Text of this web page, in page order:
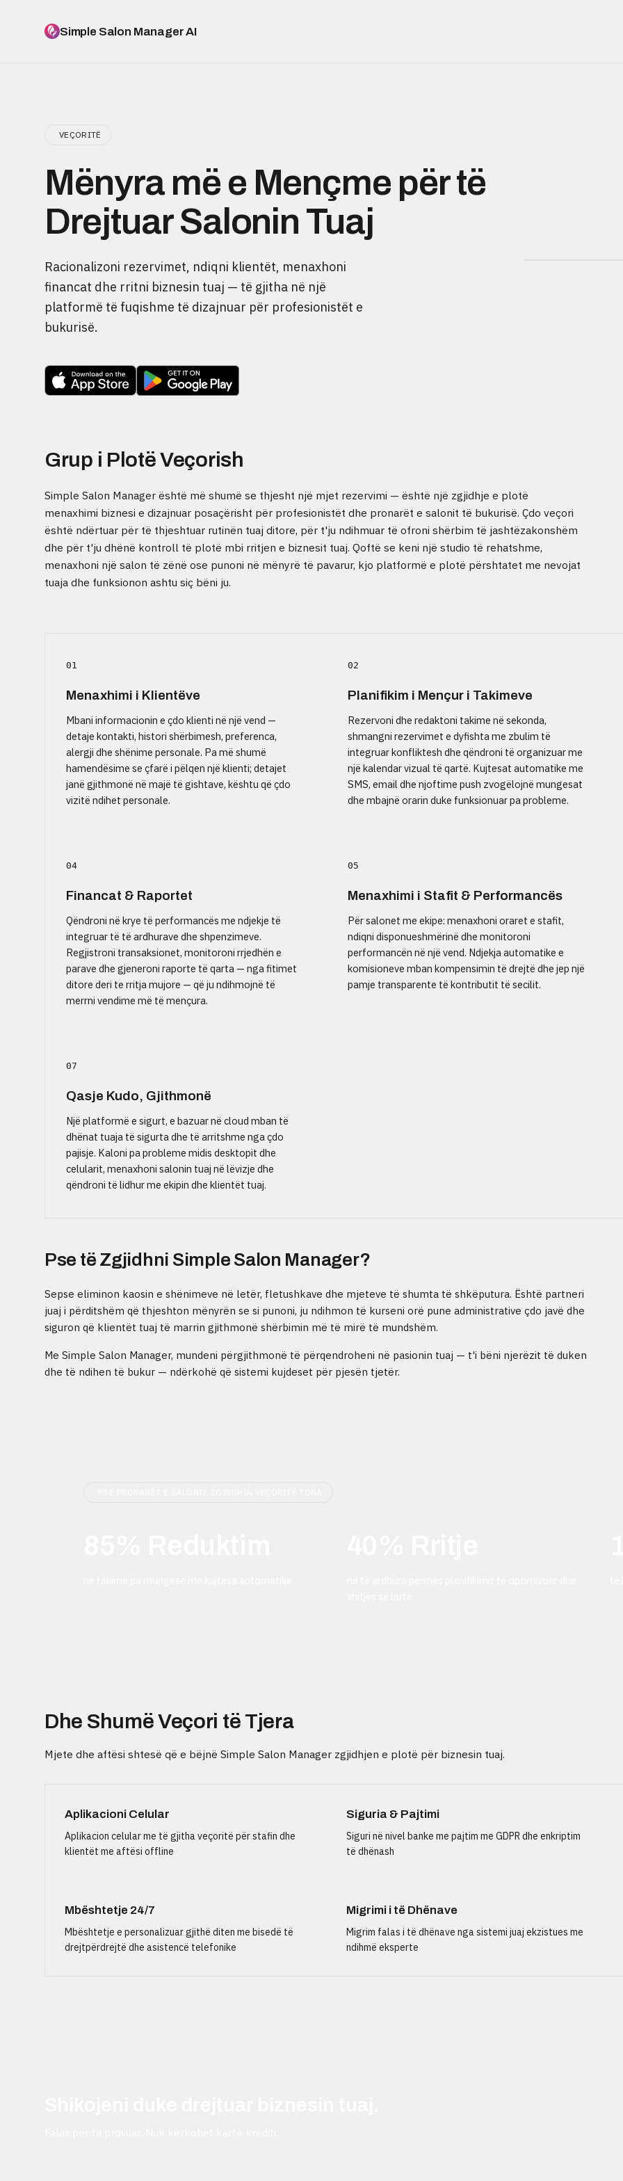
Simple Salon Manager AI
VEÇORITË
Mënyra më e Mençme për të
Drejtuar Salonin Tuaj
Racionalizoni rezervimet, ndiqni klientët, menaxhoni
financat dhe rritni biznesin tuaj — të gjitha në një
platformë të fuqishme të dizajnuar për profesionistët e
bukurisë.
Grup i Plotë Veçorish
Simple Salon Manager është më shumë se thjesht një mjet rezervimi — është një zgjidhje e plotë
menaxhimi biznesi e dizajnuar posaçërisht për profesionistët dhe pronarët e salonit të bukurisë. Çdo veçori
është ndërtuar për të thjeshtuar rutinën tuaj ditore, për t'ju ndihmuar të ofroni shërbim të jashtëzakonshëm
dhe për t'ju dhënë kontroll të plotë mbi rritjen e biznesit tuaj. Qoftë se keni një studio të rehatshme,
menaxhoni një salon të zënë ose punoni në mënyrë të pavarur, kjo platformë e plotë përshtatet me nevojat
tuaja dhe funksionon ashtu siç bëni ju.
01
Menaxhimi i Klientëve
Mbani informacionin e çdo klienti në një vend —
detaje kontakti, histori shërbimesh, preferenca,
alergji dhe shënime personale. Pa më shumë
hamendësime se çfarë i pëlqen një klienti; detajet
janë gjithmonë në majë të gishtave, kështu që çdo
vizitë ndihet personale.
02
Planifikim i Mençur i Takimeve
Rezervoni dhe redaktoni takime në sekonda,
shmangni rezervimet e dyfishta me zbulim të
integruar konfliktesh dhe qëndroni të organizuar me
një kalendar vizual të qartë. Kujtesat automatike me
SMS, email dhe njoftime push zvogëlojnë mungesat
dhe mbajnë orarin duke funksionuar pa probleme.
04
Financat & Raportet
Qëndroni në krye të performancës me ndjekje të
integruar të të ardhurave dhe shpenzimeve.
Regjistroni transaksionet, monitoroni rrjedhën e
parave dhe gjeneroni raporte të qarta — nga fitimet
ditore deri te rritja mujore — që ju ndihmojnë të
merrni vendime më të mençura.
05
Menaxhimi i Stafit & Performancës
Për salonet me ekipe: menaxhoni oraret e stafit,
ndiqni disponueshmërinë dhe monitoroni
performancën në një vend. Ndjekja automatike e
komisioneve mban kompensimin të drejtë dhe jep një
pamje transparente të kontributit të secilit.
07
Qasje Kudo, Gjithmonë
Një platformë e sigurt, e bazuar në cloud mban të
dhënat tuaja të sigurta dhe të arritshme nga çdo
pajisje. Kaloni pa probleme midis desktopit dhe
celularit, menaxhoni salonin tuaj në lëvizje dhe
qëndroni të lidhur me ekipin dhe klientët tuaj.
Pse të Zgjidhni Simple Salon Manager?
Sepse eliminon kaosin e shënimeve në letër, fletushkave dhe mjeteve të shumta të shkëputura. Është partneri
juaj i përditshëm që thjeshton mënyrën se si punoni, ju ndihmon të kurseni orë pune administrative çdo javë dhe
siguron që klientët tuaj të marrin gjithmonë shërbimin më të mirë të mundshëm.
Me Simple Salon Manager, mundeni përgjithmonë të përqendroheni në pasionin tuaj — t'i bëni njerëzit të duken
dhe të ndihen të bukur — ndërkohë që sistemi kujdeset për pjesën tjetër.
Dhe Shumë Veçori të Tjera
Mjete dhe aftësi shtesë që e bëjnë Simple Salon Manager zgjidhjen e plotë për biznesin tuaj.
Aplikacioni Celular
Aplikacion celular me të gjitha veçoritë për stafin dhe
klientët me aftësi offline
Siguria & Pajtimi
Siguri në nivel banke me pajtim me GDPR dhe enkriptim
të dhënash
Mbështetje 24/7
Mbështetje e personalizuar gjithë diten me bisedë të
drejtpërdrejtë dhe asistencë telefonike
Migrimi i të Dhënave
Migrim falas i të dhënave nga sistemi juaj ekzistues me
ndihmë eksperte